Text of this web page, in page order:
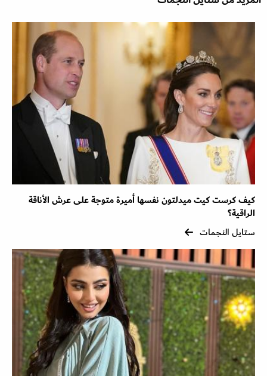
كيف كرست كيت ميدلتون نفسها أميرة متوجة على عرش الأناقة
الراقية؟
ستايل النجمات